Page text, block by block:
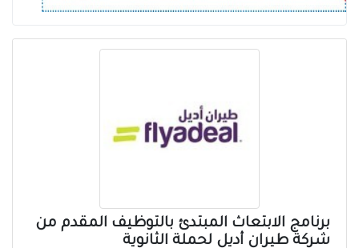
برنامج الابتعاث المبتدئ بالتوظيف المقدم من
شركة طيران أديل لحملة الثانوية